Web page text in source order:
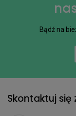
Bądź na
Skontaktuj się